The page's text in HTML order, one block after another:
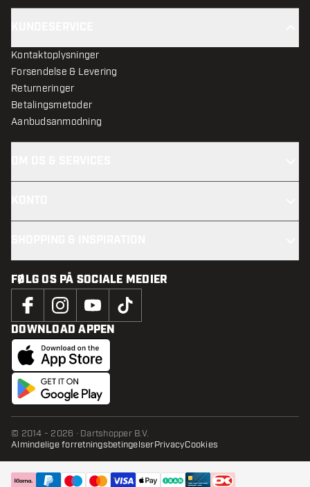
Kontaktoplysninger
Forsendelse & Levering
Returneringer
Betalingsmetoder
Aanbudsanmodning
FØLG OS PÅ SOCIALE MEDIER
DOWNLOAD APPEN
© 2014 - 2026 · Dartshopper B.V.
Almindelige forretningsbetingelserPrivacyCookies